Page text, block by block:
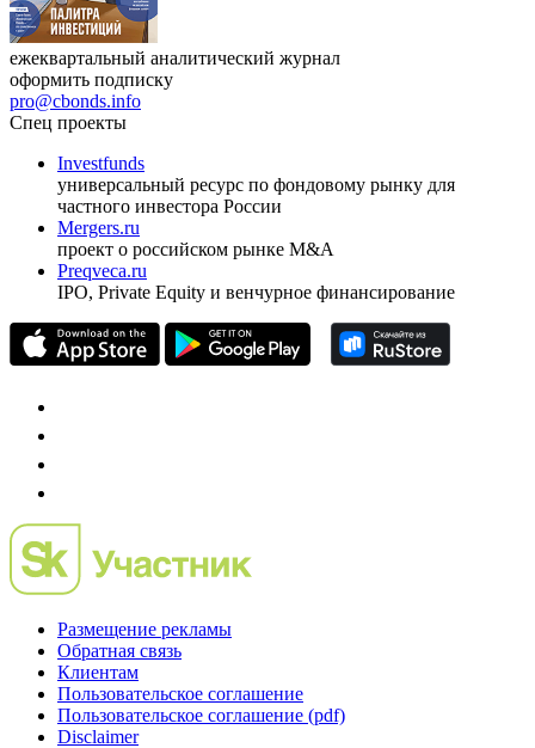
ежеквартальный аналитический журнал
оформить подписку
pro@cbonds.info
Спец проекты
Investfunds
универсальный ресурс по фондовому рынку для
частного инвестора России
Mergers.ru
проект о российском рынке M&A
Preqveca.ru
IPO, Private Equity и венчурное финансирование
Размещение рекламы
Обратная связь
Клиентам
Пользовательское соглашение
Пользовательское соглашение (pdf)
Disclaimer